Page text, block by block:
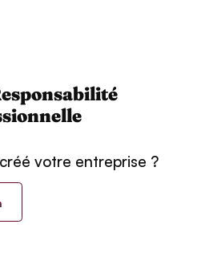
votre entreprise ?